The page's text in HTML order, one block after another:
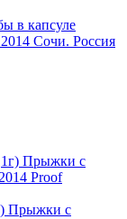
в капсуле
Сочи. Россия
Прыжки с